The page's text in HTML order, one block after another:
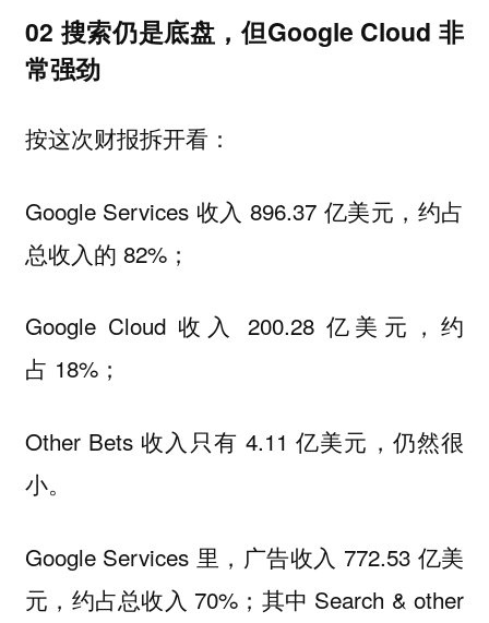
02 搜索仍是底盘，但Google Cloud 非
常强劲
按这次财报拆开看：
Google Services 收入 896.37 亿美元，约占
总收入的 82%；
Google Cloud 收入 200.28 亿美元，约
占 18%；
Other Bets 收入只有 4.11 亿美元，仍然很
小。
Google Services 里，广告收入 772.53 亿美
元，约占总收入 70%；其中 Search & other